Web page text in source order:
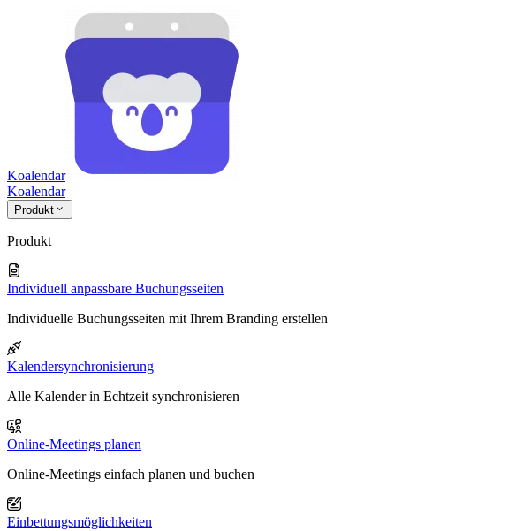
Koalendar
Koalendar
Produkt
Produkt
Individuell anpassbare Buchungsseiten
Individuelle Buchungsseiten mit Ihrem Branding erstellen
Kalendersynchronisierung
Alle Kalender in Echtzeit synchronisieren
Online-Meetings planen
Online-Meetings einfach planen und buchen
Einbettungsmöglichkeiten